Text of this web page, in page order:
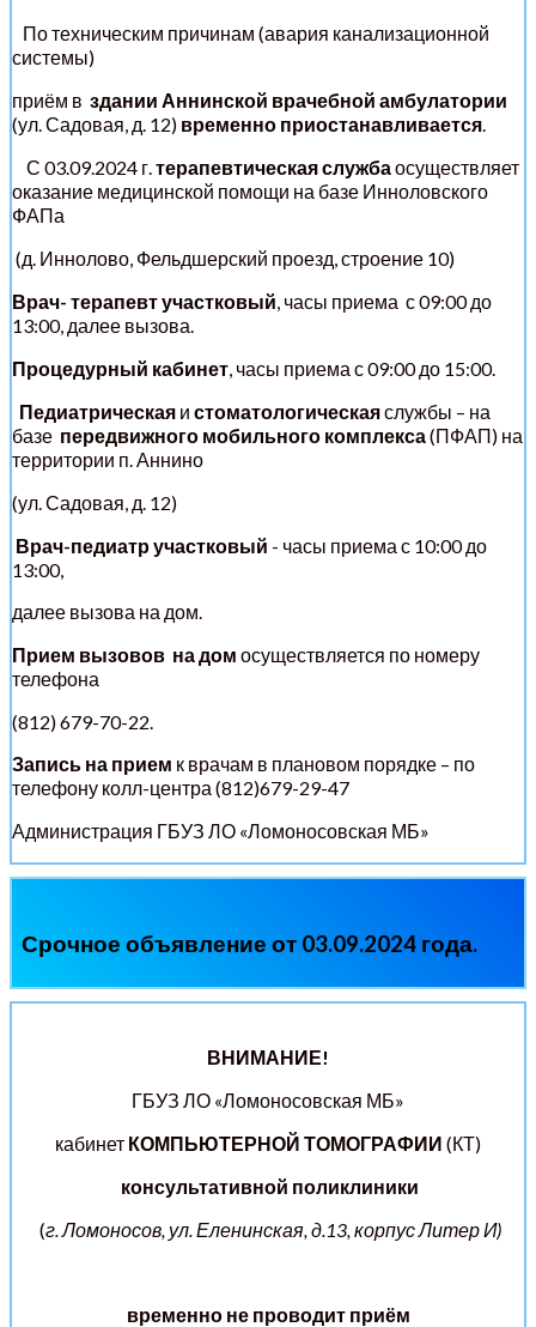
По техническим причинам (авария канализационной
системы)
приём в здании Аннинской врачебной амбулатории
(ул. Садовая, д. 12) временно приостанавливается
С 03.09.2024 г. терапевтическая служба осуществляет
оказание медицинской помощи на базе Инноловского
ФАПа
(д. Иннолово, Фельдшерский проезд, строение 10)
Врач- терапевт участковый , часы приема с 09:00 до
13:00, далее вызова.
Процедурный кабинет , часы приема с 09:00 до 15:00.
Педиатрическая и стоматологическаяслужбы – на
базе передвижного мобильного комплекса (ПФАП) на
территории п. Аннино
(ул. Садовая, д. 12)
Врач-педиатр участковый - часы приема с 10:00 до
13:00,
далее вызова на дом.
Прием вызовов на дом осуществляется по номеру
телефона
(812) 679-70-22.
Запись на прием к врачам в плановом порядке – по
телефону колл-центра (812)679-29-47
Администрация ГБУЗ ЛО «Ломоносовская МБ»
Срочное объявление от 03.09.2024 года.
ВНИМАНИЕ!
ГБУЗ ЛО «Ломоносовская МБ»
кабинет КОМПЬЮТЕРНОЙ ТОМОГРАФИИ (КТ)
консультативной поликлиники
(г. Ломоносов, ул. Еленинская, д.13, корпус Литер И)
временно не проводит приём